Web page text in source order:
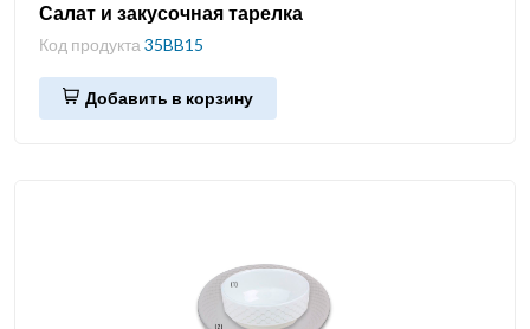
Салат и закусочная тарелка
Код продукта 35BB15
Добавить в корзину